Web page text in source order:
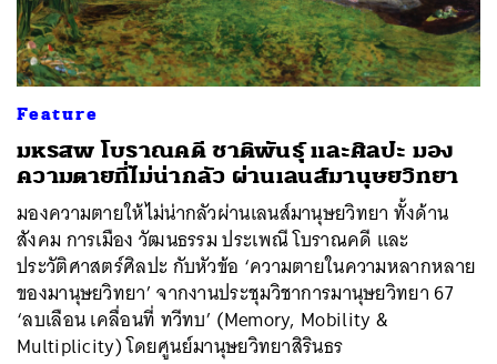
Feature
มหรสพ โบราณคดี ชาติพันธุ์ และศิลปะ มอง
ความตายที่ไม่น่ากลัว ผ่านเลนส์มานุษยวิทยา
มองความตายให้ไม่น่ากลัวผ่านเลนส์มานุษยวิทยา ทั้งด้าน
สังคม การเมือง วัฒนธรรม ประเพณี โบราณคดี และ
ประวัติศาสตร์ศิลปะ กับหัวข้อ ‘ความตายในความหลากหลาย
ของมานุษยวิทยา’ จากงานประชุมวิชาการมานุษยวิทยา 67
‘ลบเลือน เคลื่อนที่ ทวีทบ’ (Memory, Mobility &
Multiplicity) โดยศูนย์มานุษยวิทยาสิรินธร